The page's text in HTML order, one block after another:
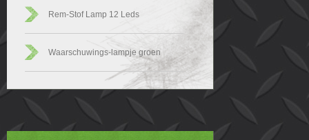
Rem-Stof Lamp 12 Leds
Waarschuwings-lampje groen